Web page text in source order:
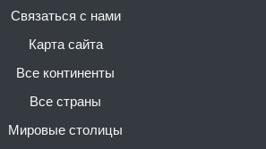
Связаться с нами
Карта сайта
Все континенты
Все страны
Мировые столицы